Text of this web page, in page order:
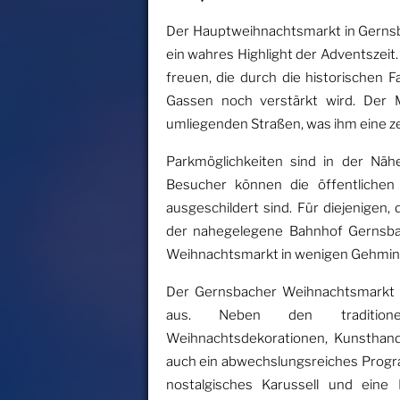
Der Hauptweihnachtsmarkt in
ein wahres Highlight der
freuen, die durch die historischen
Gassen noch verstärkt wird. Der
umliegenden Straßen, was ihm eine
Parkmöglichkeiten sind in der
Besucher können die
ausgeschildert sind. Für
der nahegelegene Bahnhof
Weihnachtsmarkt in wenigen
Der Gernsbacher
aus. Neben den
Weihnachtsdekorationen,
auch ein abwechslungsreiches
nostalgisches Karussell und eine